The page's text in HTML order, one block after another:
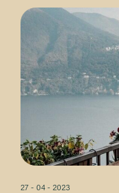
27 - 04 - 2023